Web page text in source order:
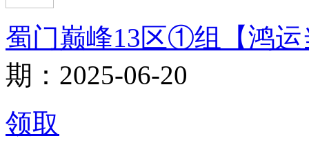
蜀门巅峰13区①组【鸿运
期：2025-06-20
领取